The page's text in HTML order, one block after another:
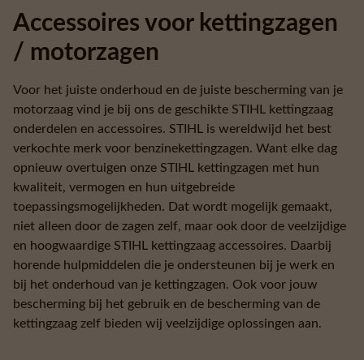
Accessoires voor kettingzagen
/ motorzagen
Voor het juiste onderhoud en de juiste bescherming van je
motorzaag vind je bij ons de geschikte STIHL kettingzaag
onderdelen en accessoires. STIHL is wereldwijd het best
verkochte merk voor benzinekettingzagen. Want elke dag
opnieuw overtuigen onze STIHL kettingzagen met hun
kwaliteit, vermogen en hun uitgebreide
toepassingsmogelijkheden. Dat wordt mogelijk gemaakt,
niet alleen door de zagen zelf, maar ook door de veelzijdige
en hoogwaardige STIHL kettingzaag accessoires. Daarbij
horende hulpmiddelen die je ondersteunen bij je werk en
bij het onderhoud van je kettingzagen. Ook voor jouw
bescherming bij het gebruik en de bescherming van de
kettingzaag zelf bieden wij veelzijdige oplossingen aan.